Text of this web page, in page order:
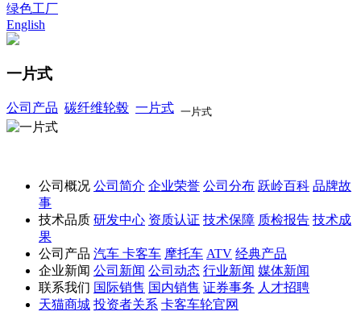
绿色工厂
English
一片式
公司产品 碳纤维轮毂 一片式 一片式
公司概况 公司简介 企业荣誉 公司分布 跃岭百科 品牌故
事
技术品质 研发中心 资质认证 技术保障 质检报告 技术成
果
公司产品 汽车 卡客车 摩托车 ATV 经典产品
企业新闻 公司新闻 公司动态 行业新闻 媒体新闻
联系我们 国际销售 国内销售 证券事务 人才招聘
天猫商城 投资者关系 卡客车轮官网